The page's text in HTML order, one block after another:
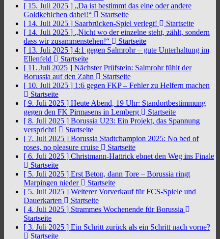
[ 15. Juli 2025 ] „Da ist bestimmt das eine oder andere
Goldkehlchen dabei!“
Startseite
[ 14. Juli 2025 ] Saarbrücken-Spiel verlegt!
Startseite
[ 14. Juli 2025 ] „Nicht wo der einzelne steht, zählt, sondern
dass wir zusammenstehen!“
Startseite
[ 13. Juli 2025 ] 4:1 gegen Salmrohr – gute Unterhaltung im
Ellenfeld
Startseite
[ 11. Juli 2025 ] Nächster Prüfstein: Salmrohr fühlt der
Borussia auf den Zahn
Startseite
[ 10. Juli 2025 ] 1:6 gegen FKP – Fehler zu Helfern machen
Startseite
[ 9. Juli 2025 ] Heute Abend, 19 Uhr: Standortbestimmung
gegen den FK Pirmasens in Lemberg
Startseite
[ 8. Juli 2025 ] Borussia U23: Ein Projekt, das Spannung
verspricht!
Startseite
[ 7. Juli 2025 ] Borussia Stadtchampion 2025: No bed of
roses, no pleasure cruise
Startseite
[ 6. Juli 2025 ] Christmann-Hattrick ebnet den Weg ins Finale
Startseite
[ 5. Juli 2025 ] Erst Beton, dann Tore – Borussia ringt
Marpingen nieder
Startseite
[ 5. Juli 2025 ] Weiterer Vorverkauf für FCS-Spiele und
Dauerkarten
Startseite
[ 4. Juli 2025 ] Strammes Wochenende für Borussia
Startseite
[ 3. Juli 2025 ] Ein Schritt zurück als ein Schritt nach vorne?
Startseite